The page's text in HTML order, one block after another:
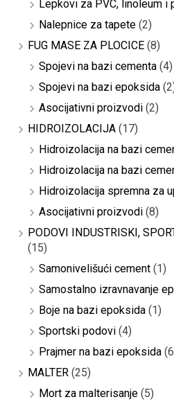
Lepkovi za PVC, linoleum i
Nalepnice za tapete (2)
FUG MASE ZA PLOCICE (8)
Spojevi na bazi cementa (4)
Spojevi na bazi epoksida
Asocijativni proizvodi (2)
HIDROIZOLACIJA (17)
Hidroizolacija na bazi
Hidroizolacija na bazi
Hidroizolacija spremna za
Asocijativni proizvodi (8)
PODOVI INDUSTRISKI,
(15)
Samonivelišući cement (1)
Samostalno izravnavanje
Boje na bazi epoksida (1)
Sportski podovi (4)
Prajmer na bazi epoksida
MALTER (25)
Mort za malterisanje (5)